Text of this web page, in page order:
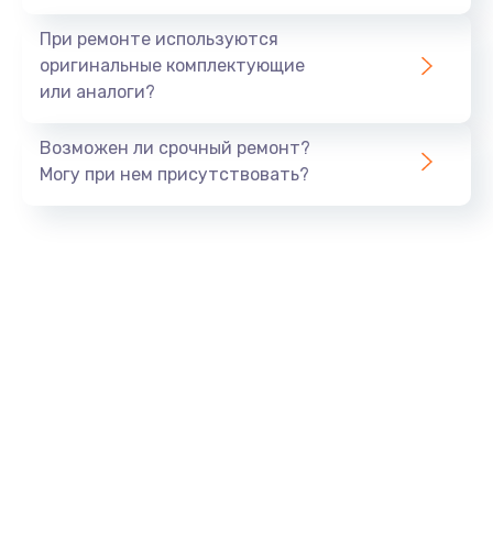
При ремонте используются
оригинальные комплектующие
или аналоги?
Возможен ли срочный ремонт?
Могу при нем присутствовать?